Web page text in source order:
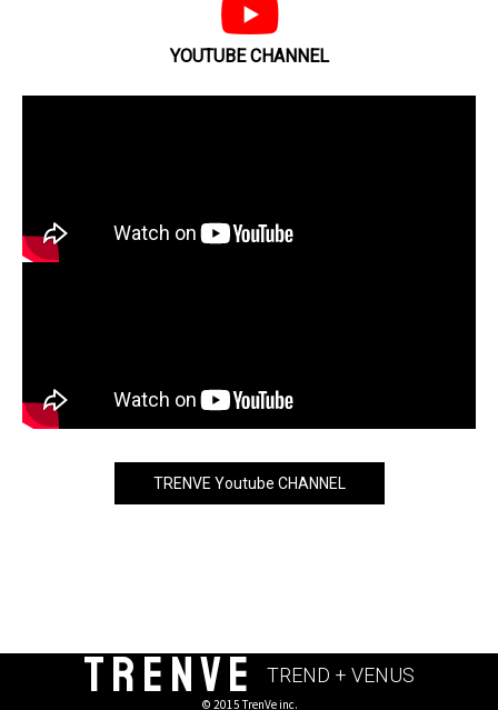
YOUTUBE CHANNEL
TRENVE Youtube CHANNEL
TRENVE TREND + VENUS
© 2015 TrenVe inc.